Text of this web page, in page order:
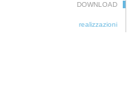
DOWNLOAD
realizzazioni